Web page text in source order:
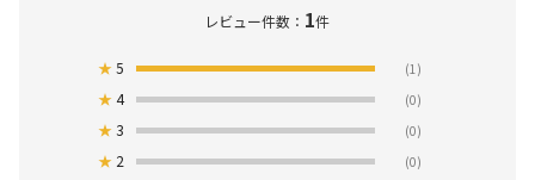
レビュー件数： 1件
★5 (1)
★4 (0)
★3 (0)
★ 2 (0)